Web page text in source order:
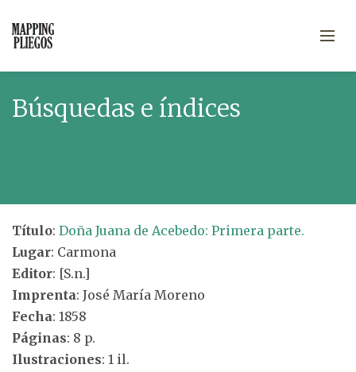
Búsquedas e índices
Título: Doña Juana de Acebedo: Primera parte.
Lugar: Carmona
Editor: [S.n.]
Imprenta: José María Moreno
Fecha: 1858
Páginas: 8 p.
Ilustraciones: 1 il.